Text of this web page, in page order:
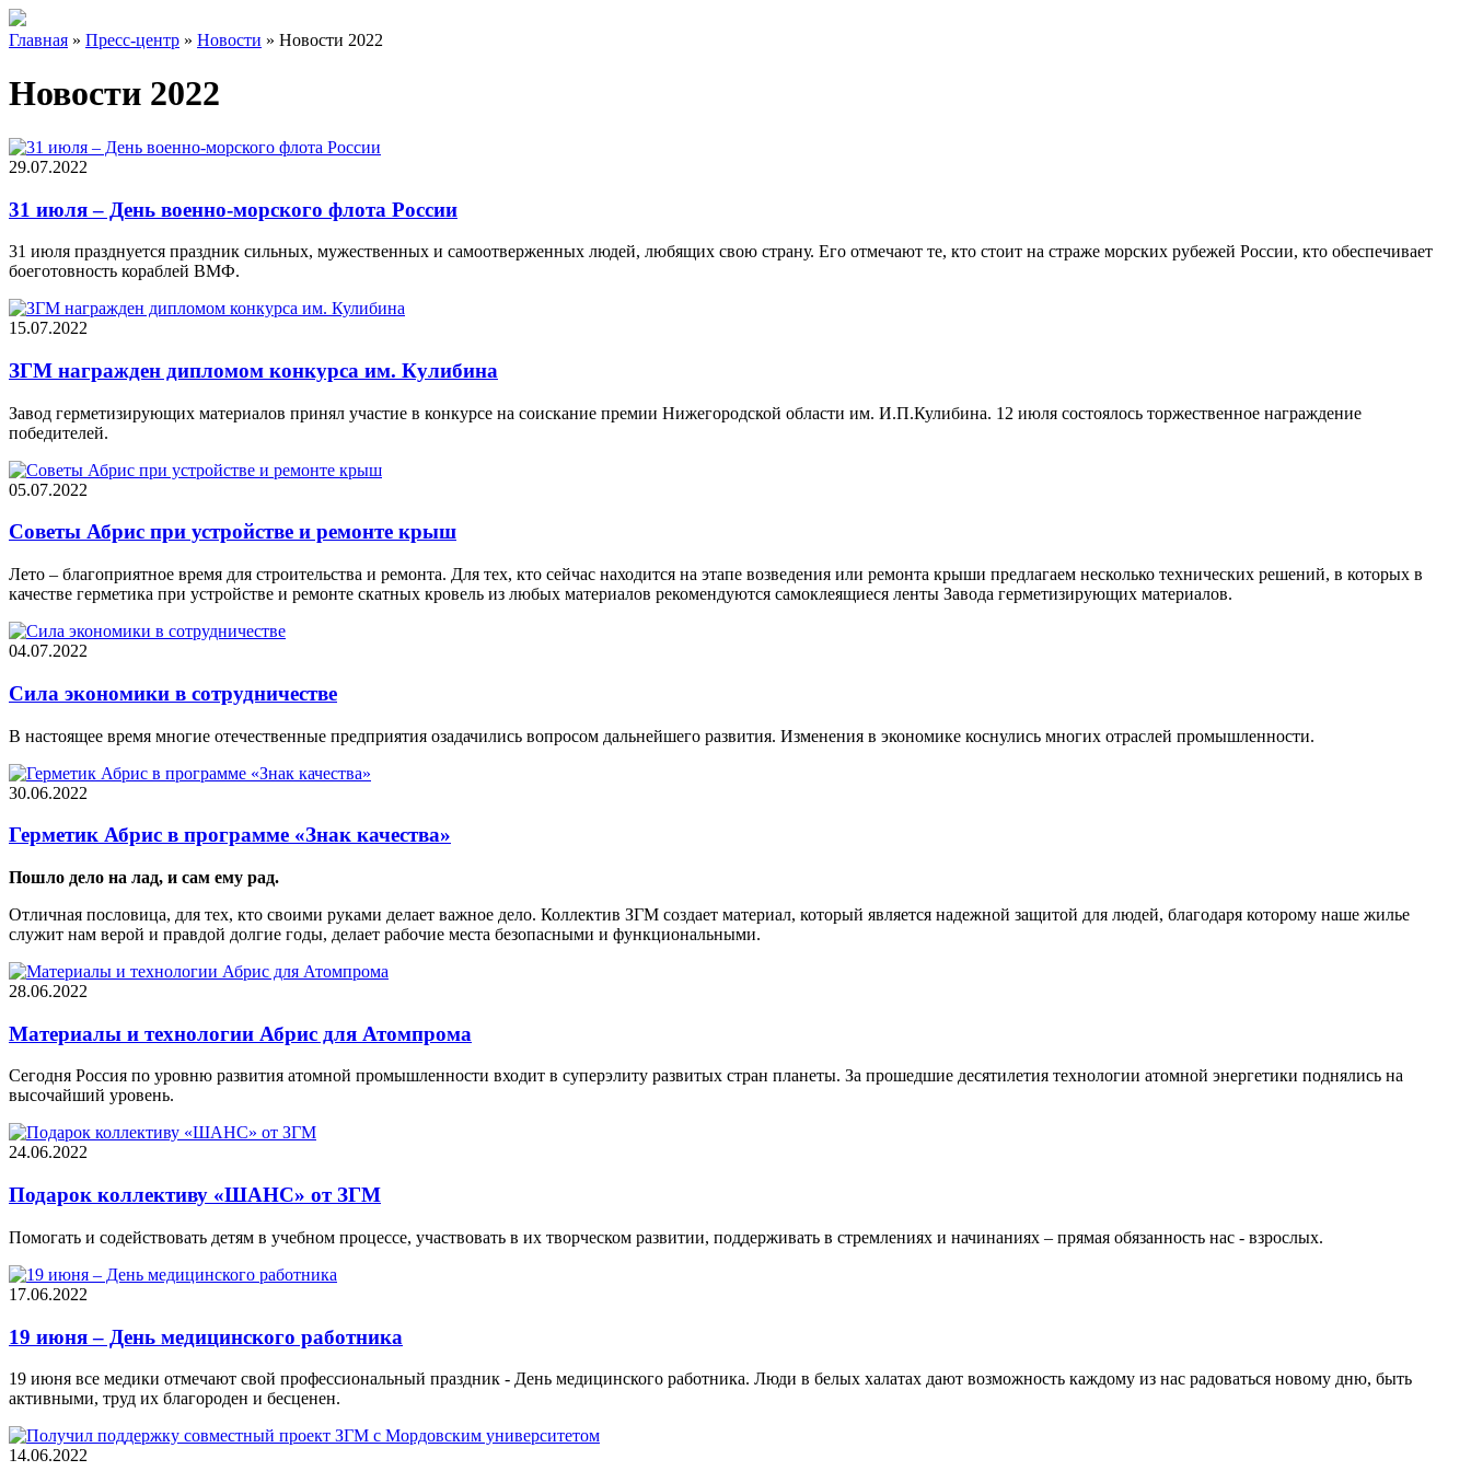
Главная » Пресс-центр » Новости » Новости 2022
Новости 2022
29.07.2022
31 июля – День военно-морского флота России
31 июля празднуется праздник сильных, мужественных и самоотверженных людей, любящих свою страну. Его отмечают те, кто стоит на страже морских рубежей России, кто обеспечивает
боеготовность кораблей ВМФ.
15.07.2022
ЗГМ награжден дипломом конкурса им. Кулибина
Завод герметизирующих материалов принял участие в конкурсе на соискание премии Нижегородской области им. И.П.Кулибина. 12 июля состоялось торжественное награждение
победителей.
05.07.2022
Советы Абрис при устройстве и ремонте крыш
Лето – благоприятное время для строительства и ремонта. Для тех, кто сейчас находится на этапе возведения или ремонта крыши предлагаем несколько технических решений, в которых в
качестве герметика при устройстве и ремонте скатных кровель из любых материалов рекомендуются самоклеящиеся ленты Завода герметизирующих материалов.
04.07.2022
Сила экономики в сотрудничестве
В настоящее время многие отечественные предприятия озадачились вопросом дальнейшего развития. Изменения в экономике коснулись многих отраслей промышленности.
30.06.2022
Герметик Абрис в программе «Знак качества»
Пошло дело на лад, и сам ему рад.
Отличная пословица, для тех, кто своими руками делает важное дело. Коллектив ЗГМ создает материал, который является надежной защитой для людей, благодаря которому наше жилье
служит нам верой и правдой долгие годы, делает рабочие места безопасными и функциональными.
28.06.2022
Материалы и технологии Абрис для Атомпрома
Сегодня Россия по уровню развития атомной промышленности входит в суперэлиту развитых стран планеты. За прошедшие десятилетия технологии атомной энергетики поднялись на
высочайший уровень.
24.06.2022
Подарок коллективу «ШАНС» от ЗГМ
Помогать и содействовать детям в учебном процессе, участвовать в их творческом развитии, поддерживать в стремлениях и начинаниях – прямая обязанность нас - взрослых.
17.06.2022
19 июня – День медицинского работника
19 июня все медики отмечают свой профессиональный праздник - День медицинского работника. Люди в белых халатах дают возможность каждому из нас радоваться новому дню, быть
активными, труд их благороден и бесценен.
14.06.2022